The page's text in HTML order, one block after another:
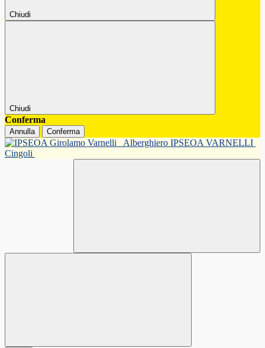
Chiudi
Chiudi
Conferma
Annulla Conferma
Alberghiero IPSEOA VARNELLI
Cingoli